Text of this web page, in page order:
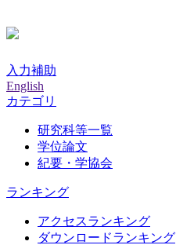
入力補助
English
カテゴリ
研究科等一覧
学位論文
紀要・学協会
ランキング
アクセスランキング
ダウンロードランキング